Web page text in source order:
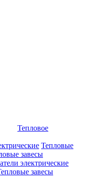
Тепловое
Тепловые
завесы
электрические
завесы